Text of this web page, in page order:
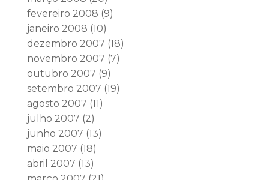
fevereiro 2008 (9)
janeiro 2008 (10)
dezembro 2007 (18)
novembro 2007 (7)
outubro 2007 (9)
setembro 2007 (19)
agosto 2007 (11)
julho 2007 (2)
junho 2007 (13)
maio 2007 (18)
abril 2007 (13)